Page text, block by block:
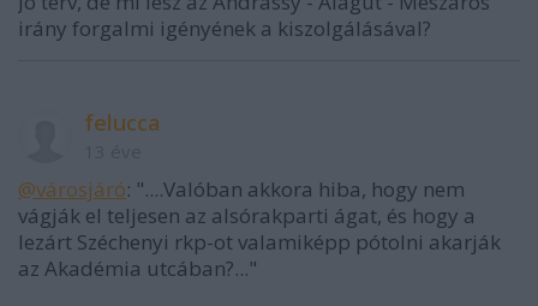
irány forgalmi igényének a kiszolgálásával?
felucca
@városjáró: "....Valóban akkora hiba, hogy nem
vágják el teljesen az alsórakparti ágat, és hogy a
lezárt Széchenyi rkp-ot valamiképp pótolni akarják
az Akadémia utcában?..."